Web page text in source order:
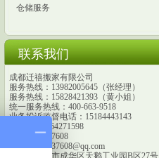
仓储服务
联系我们
成都迁禧搬家有限公司
服务热线：13982005645（张经理）
服务热线：15828421393（黄小姐）
统一服务热线：400-663-9518
业务投诉监督电话：15184443143
传真：028-64271598
QQ：202537608
邮箱：202537608@qq.com
地址：成都市成华区天鹅工业园B区27号
搬仓库